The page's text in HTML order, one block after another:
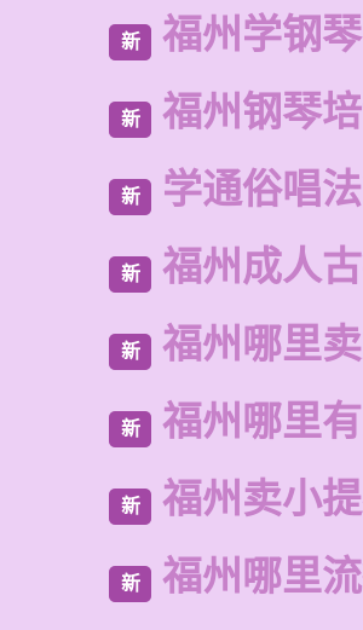
新 福州学钢
新 福州钢琴
新 学通俗唱
新 福州成人
新 福州哪里
新 福州哪里
新 福州卖小
新 福州哪里